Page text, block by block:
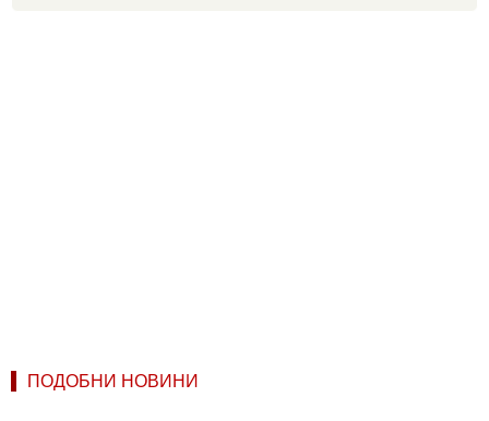
ПОДОБНИ НОВИНИ